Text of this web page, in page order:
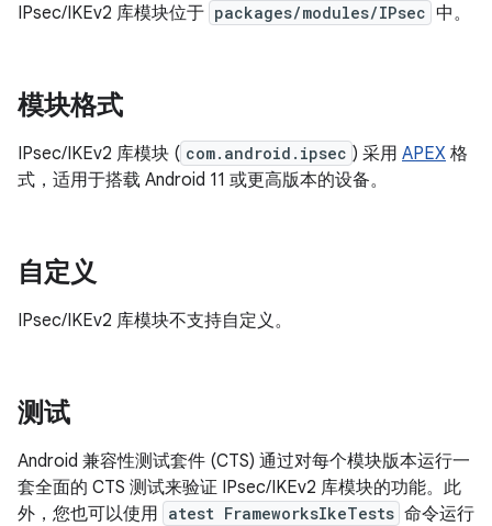
IPsec/IKEv2 库模块位于 packages/modules/IPsec 中。
模块格式
IPsec/IKEv2 库模块 ( com.android.ipsec ) 采用 APEX 格
式，适用于搭载 Android 11 或更高版本的设备。
自定义
IPsec/IKEv2 库模块不支持自定义。
测试
Android 兼容性测试套件 (CTS) 通过对每个模块版本运行一
套全面的 CTS 测试来验证 IPsec/IKEv2 库模块的功能。此
外，您也可以使用 atest FrameworksIkeTests 命令运行